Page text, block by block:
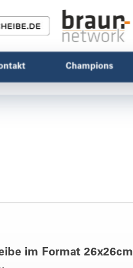
Champions
im Format 26x26cm